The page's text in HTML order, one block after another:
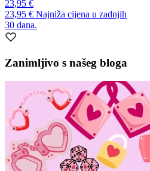
23,95 €
23,95 € Najniža cijena u zadnjih
30 dana.
Zanimljivo s našeg bloga